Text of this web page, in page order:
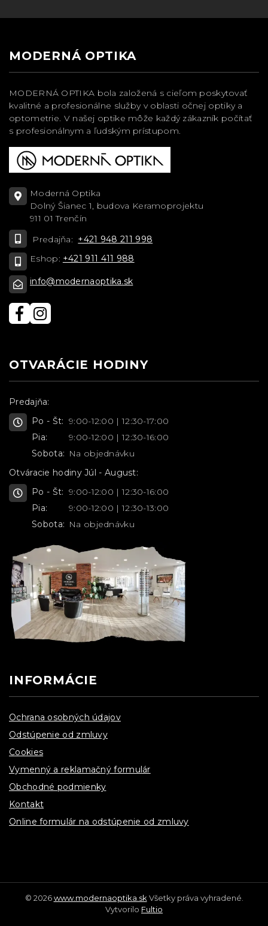
MODERNÁ OPTIKA
MODERNÁ OPTIKA bola založená s cieľom poskytovať
kvalitné a profesionálne služby v oblasti očnej optiky a
optometrie. V našej optike môže každý zákazník počítať
s profesionálnym a ľudským prístupom.
Moderná Optika
Dolný Šianec 1, budova Keramoprojektu
911 01 Trenčín
Predajňa: +421 948 211 998
Eshop: +421 911 411 988
info@modernaoptika.sk
OTVARÁCIE HODINY
Predajňa:
Po - Št: 9:00-12:00 | 12:30-17:00
Pia:
9:00-12:00 | 12:30-16:00
Sobota: Na objednávku
Otváracie hodiny Júl - August:
Po - Št: 9:00-12:00 | 12:30-16:00
Pia:
9:00-12:00 | 12:30-13:00
Sobota: Na objednávku
INFORMÁCIE
Ochrana osobných údajov
Odstúpenie od zmluvy
Cookies
Vymenný a reklamačný formulár
Obchodné podmienky
Kontakt
Online formulár na odstúpenie od zmluvy
© 2026www.modernaoptika.sk Všetky práva vyhradené.
Vytvorilo Fultio